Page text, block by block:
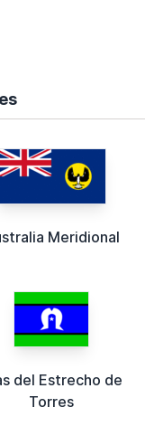
Meridional
del Estrecho de
Torres